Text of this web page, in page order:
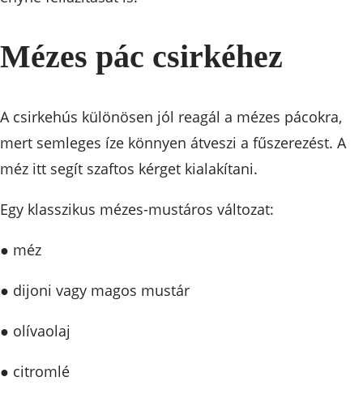
Mézes pác csirkéhez
A csirkehús különösen jól reagál a mézes pácokra,
mert semleges íze könnyen átveszi a fűszerezést. A
méz itt segít szaftos kérget kialakítani.
Egy klasszikus mézes-mustáros változat:
● méz
● dijoni vagy magos mustár
● olívaolaj
● citromlé